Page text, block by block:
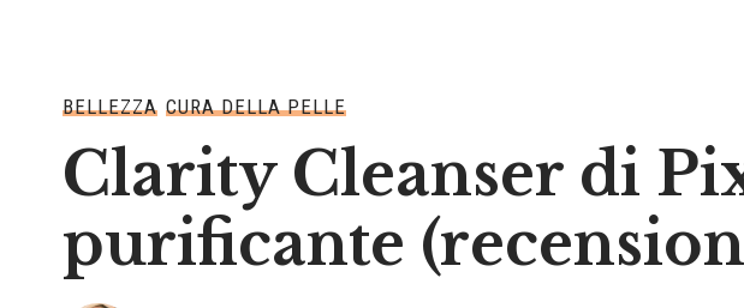
BELLEZZA CURA DELLA PELLE
Clarity Cleanser di
purificante